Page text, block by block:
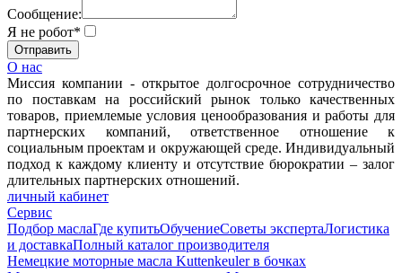
Сообщение:
Я не робот*
О нас
Миссия компании - открытое долгосрочное сотрудничество
по поставкам на российский рынок только качественных
товаров, приемлемые условия ценообразования и работы для
партнерских компаний, ответственное отношение к
социальным проектам и окружающей среде. Индивидуальный
подход к каждому клиенту и отсутствие бюрократии – залог
длительных партнерских отношений.
личный кабинет
Сервис
Подбор маслаГде купитьОбучениеСоветы экспертаЛогистика
и доставкаПолный каталог производителя
Немецкие моторные масла Kuttenkeuler в бочках